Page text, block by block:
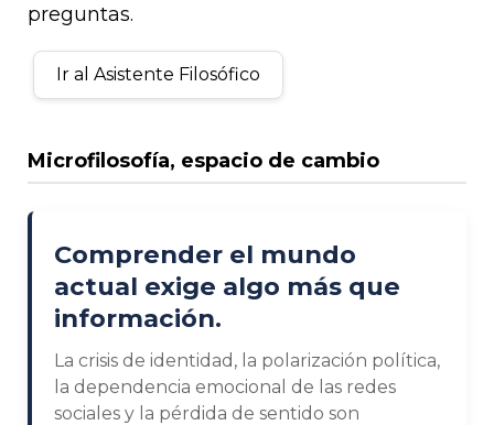
preguntas.
Ir al Asistente Filosófico
Microfilosofía, espacio de cambio
Comprender el mundo
actual exige algo más que
información.
La crisis de identidad, la polarización política,
la dependencia emocional de las redes
sociales y la pérdida de sentido son